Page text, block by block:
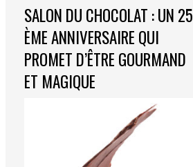
SALON DU CHOCOLAT : UN 25
ÈME ANNIVERSAIRE QUI
PROMET D’ÊTRE GOURMAND
ET MAGIQUE